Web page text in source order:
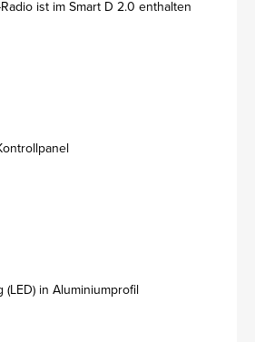
ist im Smart D 2.0 enthalten
in Aluminiumprofil